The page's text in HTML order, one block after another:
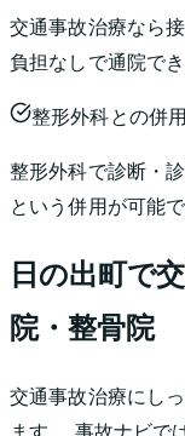
交通事故治療なら
負担なしで通院でき
整形外科との併
整形外科で診断・
という併用が可能で
日の出町で
院・整骨院
交通事故治療にし
ます。 事故ナビで